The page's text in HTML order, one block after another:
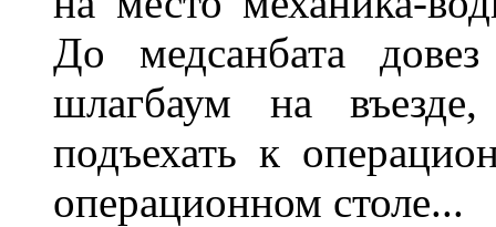
До медсанбата
шлагбаум на
подъехать к
операционном столе...